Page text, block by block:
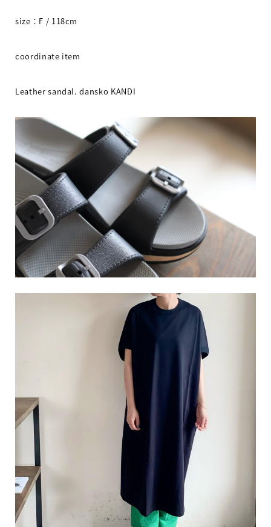
size ： F / 118cm
coordinate item
Leather sandal. dansko KANDI